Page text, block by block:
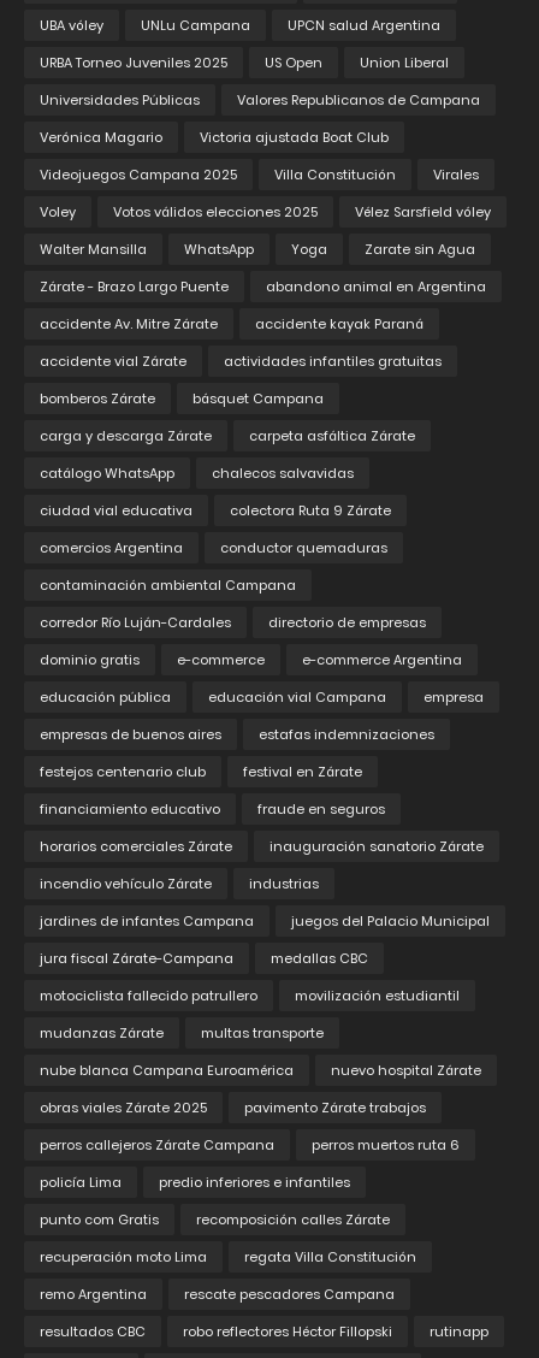
UBA vóley
UNLu Campana
UPCN salud Argentina
URBA Torneo Juveniles 2025
US Open
Union Liberal
Universidades Públicas
Valores Republicanos de Campana
Verónica Magario
Victoria ajustada Boat Club
Videojuegos Campana 2025
Villa Constitución
Virales
Voley
Votos válidos elecciones 2025
Vélez Sarsfield vóley
Walter Mansilla
WhatsApp Yoga
Zarate sin Agua
Zárate - Brazo Largo Puente
abandono animal en Argentina
accidente Av. Mitre Zárate
accidente kayak Paraná
accidente vial Zárate
actividades infantiles gratuitas
bomberos Zárate
básquet Campana
carga y descarga Zárate
carpeta asfáltica Zárate
catálogo WhatsApp
chalecos salvavidas
ciudad vial educativa
colectora Ruta 9 Zárate
comercios Argentina
conductor quemaduras
contaminación ambiental Campana
corredor Río Luján-Cardales
directorio de empresas
dominio gratis
e-commerce
e-commerce Argentina
educación pública
educación vial Campana
empresa
empresas de buenos aires
estafas indemnizaciones
festejos centenario club
festival en Zárate
financiamiento educativo
fraude en seguros
horarios comerciales Zárate
inauguración sanatorio Zárate
incendio vehículo Zárate
industrias
jardines de infantes Campana
juegos del Palacio Municipal
jura fiscal Zárate-Campana
medallas CBC
motociclista fallecido patrullero
movilización estudiantil
mudanzas Zárate
multas transporte
nube blanca Campana Euroamérica
nuevo hospital Zárate
obras viales Zárate 2025
pavimento Zárate trabajos
perros callejeros Zárate Campana
perros muertos ruta 6
policía Lima
predio inferiores e infantiles
punto com Gratis
recomposición calles Zárate
recuperación moto Lima
regata Villa Constitución
remo Argentina
rescate pescadores Campana
resultados CBC
robo reflectores Héctor Fillopski
rutinapp